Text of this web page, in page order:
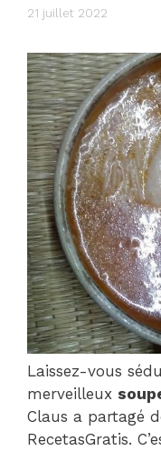
21 juillet 2022
Laissez-vous
merveilleux
Claus a partagé
RecetasGratis.